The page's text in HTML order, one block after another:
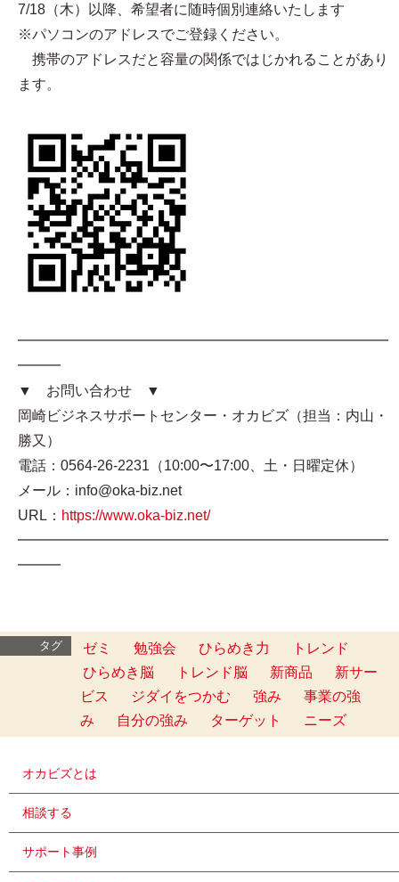
7/18（木）以降、希望者に随時個別連絡いたします
※パソコンのアドレスでご登録ください。
携帯のアドレスだと容量の関係ではじかれることがあり
ます。
━━━━━━━━━━━━━━━━━━━━━━━━━━
━━━
▼ お問い合わせ ▼
岡崎ビジネスサポートセンター・オカビズ（担当：内山・
勝又）
電話：0564-26-2231（10:00〜17:00、土・日曜定休）
メール：info@oka-biz.net
URL： https://www.oka-biz.net/
━━━━━━━━━━━━━━━━━━━━━━━━━━
━━━
タグ ゼミ 勉強会 ひらめき力
トレンド
ひらめき脳
トレンド脳 新商品
新サー
ビス
ジダイをつかむ 強み
事業の強
み
自分の強み ターゲット ニーズ
オカビズとは
相談する
サポート事例